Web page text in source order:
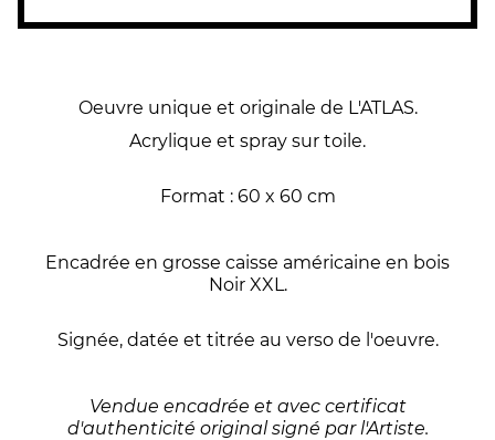
Oeuvre unique et originale de L'ATLAS.
Acrylique et spray sur toile.
Format : 60 x 60 cm
Encadrée en grosse caisse américaine en bois
Noir XXL.
Signée, datée et titrée au verso de l'oeuvre.
Vendue encadrée et avec certificat
d'authenticité original signé par l'Artiste.